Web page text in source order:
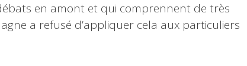
en amont et qui comprennent de très
a refusé d’appliquer cela aux particuliers